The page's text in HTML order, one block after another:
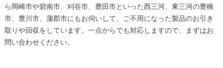
ら岡崎市や碧南市、刈谷市、豊田市といった西三河、東三河の豊橋
市、豊川市、蒲郡市にもお伺いして、ご不用になった製品のお引き
取りや回収をしています。一点からでも対応しますので、まずはお
問い合わせください。